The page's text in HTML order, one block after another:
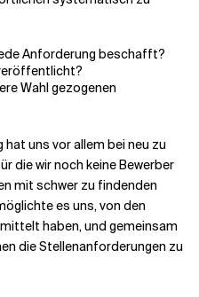
Anforderung beschafft?
Wahl gezogenen
hat uns vor allem bei neu zu
die wir noch keine Bewerber
mit schwer zu findenden
es uns, von den
haben, und gemeinsam
die Stellenanforderungen zu